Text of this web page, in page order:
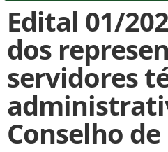
Edital 01/
dos
servidores
Conselho